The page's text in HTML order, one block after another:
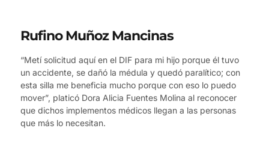
Rufino Muñoz Mancinas
“Metí solicitud aquí en el DIF para mi hijo porque él tuvo
un accidente, se dañó la médula y quedó paralítico; con
esta silla me beneficia mucho porque con eso lo puedo
mover”, platicó Dora Alicia Fuentes Molina al reconocer
que dichos implementos médicos llegan a las personas
que más lo necesitan.